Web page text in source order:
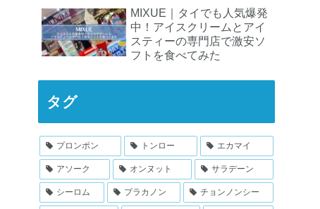
MIXUE｜タイでも人気爆発
中！アイスクリームとアイ
スティーの専門店で激安ソ
フトを食べてみた
タグ
プロンポン トンロー エカマイ
アソーク オンヌット サラデーン
シーロム プラカノン チョンノンシー